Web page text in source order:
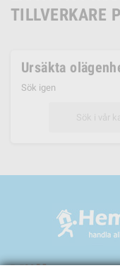
TILLVERKARE
Ursäkta
Sök igen